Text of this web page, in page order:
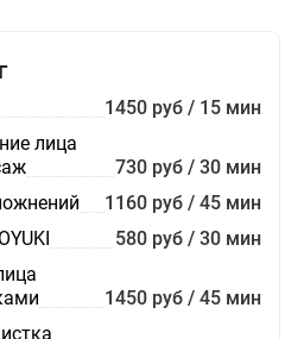
1450 руб / 15 мин
лица
730 руб / 30 мин
1160 руб / 45 мин
580 руб / 30 мин
1450 руб / 45 мин